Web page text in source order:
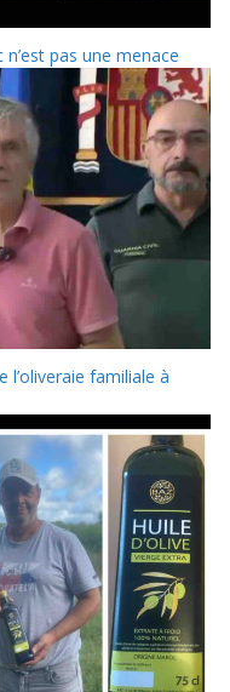
pas une menace
l’oliveraie familiale à